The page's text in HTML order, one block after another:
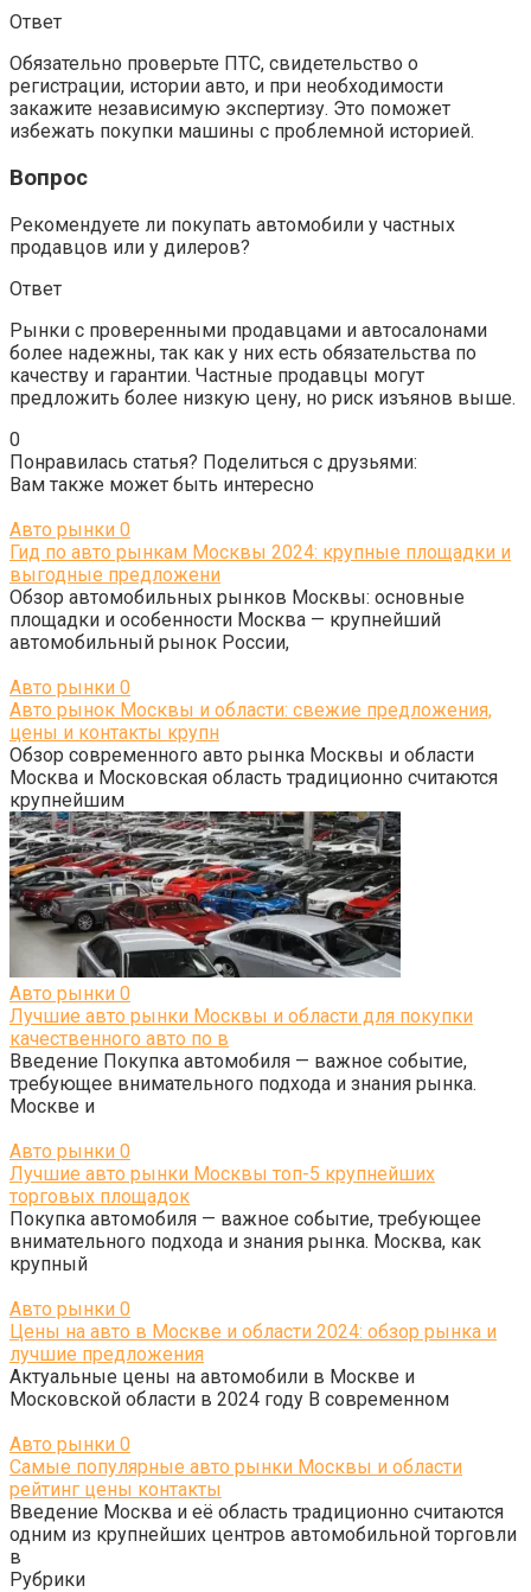
Ответ
Обязательно проверьте ПТС, свидетельство о
регистрации, истории авто, и при необходимости
закажите независимую экспертизу. Это поможет
избежать покупки машины с проблемной историей.
Вопрос
Рекомендуете ли покупать автомобили у частных
продавцов или у дилеров?
Ответ
Рынки с проверенными продавцами и автосалонами
более надежны, так как у них есть обязательства по
качеству и гарантии. Частные продавцы могут
предложить более низкую цену, но риск изъянов выше.
0
Понравилась статья? Поделиться с друзьями:
Вам также может быть интересно
Авто рынки 0
Гид по авто рынкам Москвы 2024: крупные площадки и
выгодные предложени
Обзор автомобильных рынков Москвы: основные
площадки и особенности Москва — крупнейший
автомобильный рынок России,
Авто рынки 0
Авто рынок Москвы и области: свежие предложения,
цены и контакты крупн
Обзор современного авто рынка Москвы и области
Москва и Московская область традиционно считаются
крупнейшим
Авто рынки 0
Лучшие авто рынки Москвы и области для покупки
качественного авто по в
Введение Покупка автомобиля — важное событие,
требующее внимательного подхода и знания рынка.
Москве и
Авто рынки 0
Лучшие авто рынки Москвы топ-5 крупнейших
торговых площадок
Покупка автомобиля — важное событие, требующее
внимательного подхода и знания рынка. Москва, как
крупный
Авто рынки 0
Цены на авто в Москве и области 2024: обзор рынка и
лучшие предложения
Актуальные цены на автомобили в Москве и
Московской области в 2024 году В современном
Авто рынки 0
Самые популярные авто рынки Москвы и области
рейтинг цены контакты
Введение Москва и её область традиционно считаются
одним из крупнейших центров автомобильной торговли
в
Рубрики